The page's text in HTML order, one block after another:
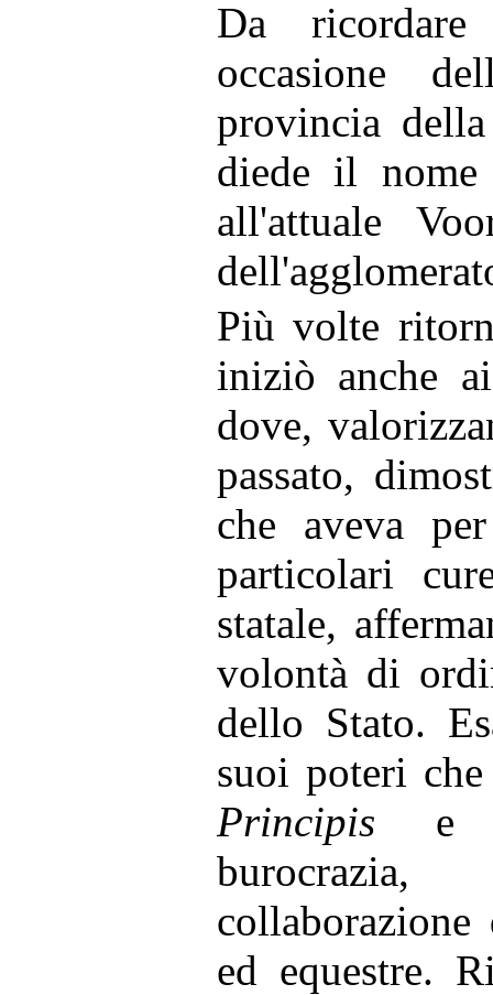
Da
occasione
provincia
diede il
all'attuale
Più volte
iniziò anche
dove,
passato,
che aveva
particolari
statale,
volontà di
dello Stato.
suoi poteri
Principis e
collaborazione
ed equestre.